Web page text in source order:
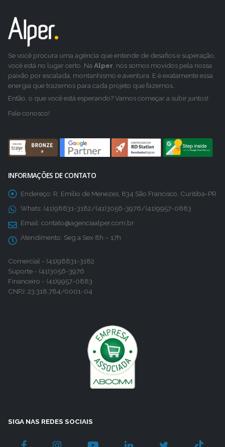
Se você procura uma agência que entende de desafios e superação,
você está no lugar certo. Na Alper , nós somos movidos pela nossa
paixão por escalada, montanhismo e aventura. E é exatamente essa
energia que trazemos para cada projeto que fazemos.
Então, o que você está esperando? Vamos começar a subir juntos!
Fale conosco!
INFORMAÇÕES DE CONTATO
Endereço: R. Emílio de Menezes, 834 São Francisco, Curitiba-PR
Whats: (41)98831-3182/(41)3056-3976/(41)9957-0883
Email: contato@agenciaalper.com.br
Atendimento: Seg a Sex 8h – 17h
Comercial - (41)98831-3182
Suporte - (41)3056-3976
Financeiro - (41)9957-0883
CNPJ: 23.318.784/0001-04
SIGA NAS REDES SOCIAIS